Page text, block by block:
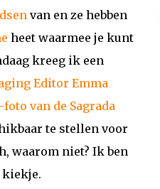
van en ze hebben
heet waarmee je kunt
kreeg ik een
Editor Emma
van de Sagrada
te stellen voor
waarom niet? Ik ben
kiekje.